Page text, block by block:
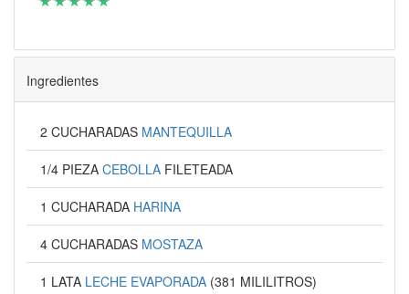
Ingredientes
2 CUCHARADAS MANTEQUILLA
1/4 PIEZA CEBOLLA FILETEADA
1 CUCHARADA HARINA
4 CUCHARADAS MOSTAZA
1 LATA LECHE EVAPORADA (381 MILILITROS)